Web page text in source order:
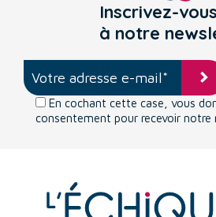
Inscrivez-vous
à notre
En cochant cette case, vous
consentement pour recevoir notre